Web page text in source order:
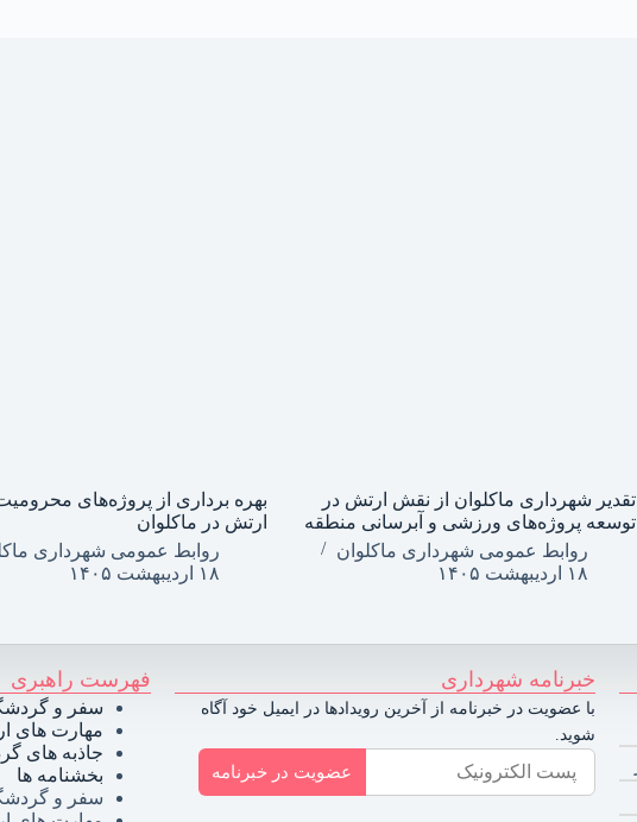
تقدیر شهرداری ماکلوان از نقش ارتش در
توسعه پروژه‌های ورزشی و آبرسانی منطقه
روابط عمومی شهرداری ماکلوان
۱۸ اردیبهشت ۱۴۰۵
بهره برداری از پروژه‌های
ارتش در ماکلوان
روابط عمومی شهرداری
۱۸ اردیبهشت ۱۴۰۵
خبرنامه شهرداری
با عضویت در خبرنامه از آخرین رویدادها در ایمیل خود آگاه
شوید.
عضویت در خبرنامه
فهرست راهبری
سفر و
مهارت های
جاذبه های
بخشنامه ها
سفر و